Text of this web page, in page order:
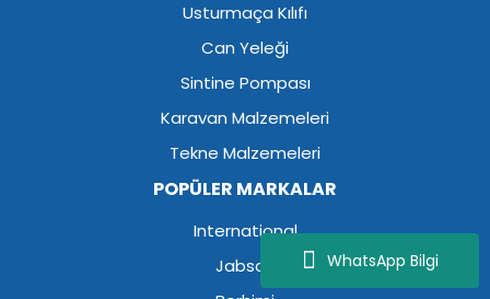
WhatsApp Bilgi
Usturmaça Kılıfı
Can Yeleği
Sintine Pompası
Karavan Malzemeleri
Tekne Malzemeleri
POPÜLER MARKALAR
International
Jabsco